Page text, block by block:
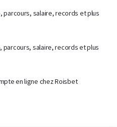
parcours, salaire, records et plus
parcours, salaire, records et plus
en ligne chez Roisbet